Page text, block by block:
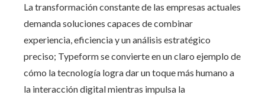
La transformación constante de las empresas actuales
demanda soluciones capaces de combinar
experiencia, eficiencia y un análisis estratégico
preciso; Typeform se convierte en un claro ejemplo de
cómo la tecnología logra dar un toque más humano a
la interacción digital mientras impulsa la